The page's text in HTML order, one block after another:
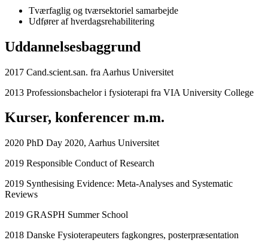
Tværfaglig og tværsektoriel samarbejde
Udfører af hverdagsrehabilitering
Uddannelsesbaggrund
2017 Cand.scient.san. fra Aarhus Universitet
2013 Professionsbachelor i fysioterapi fra VIA University College
Kurser, konferencer m.m.
2020 PhD Day 2020, Aarhus Universitet
2019 Responsible Conduct of Research
2019 Synthesising Evidence: Meta-Analyses and Systematic
Reviews
2019 GRASPH Summer School
2018 Danske Fysioterapeuters fagkongres, posterpræsentation